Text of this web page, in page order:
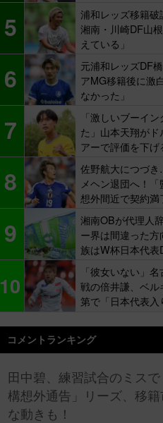
5
浦和レッズ移籍
湘南・川崎DF山
えている」
6
元浦和レッズDF
アMG移籍後に激
なかった」
7
「激しいブーイ
た」山本天翔が
アーで評価を下げ
8
佐野航大につづ
メヘン退団へ！
想外間近で契約満
9
湘南OBが代理人
ー界は間違った
族はW杯日本代
同僚
10
「彼女いない」
戦の倍井謙、ベ
第で「日本代表
コメントランキング
田中碧、練習試合のミス
構想外通告」リーズ、移
な動きも！